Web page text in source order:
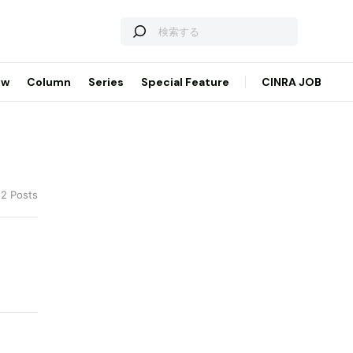
Column Series Special Feature CINRA JOB
Posts